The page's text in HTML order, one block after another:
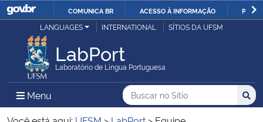
IR
COMUNICA BR ACESSO À INFORMAÇÃO
Ministério da Justiça e Segurança Pública
Ministério da Defesa
Ministério das Relações Exteriores
LANGUAGES INTERNATIONAL SÍTIOS DA UFSM
LabPort
Laboratório de Língua Portuguesa
Menu Menu Principal do Sítio
Busca
Buscar no no Sítio
Busca: